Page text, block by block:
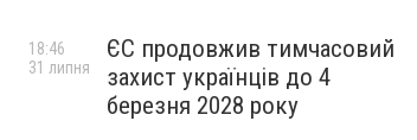
ЄС продовжив тимчасовий
захист українців до 4
березня 2028 року
18:46
31 липня